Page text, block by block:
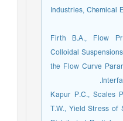
Industries,
25. Firth B.A., Flow
Colloidal
the Flow Curve
26. Kapur P.C.,
T.W., Yield Stress